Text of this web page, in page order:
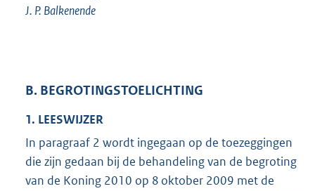
J. P. Balkenende
B. BEGROTINGSTOELICHTING
1. LEESWIJZER
In paragraaf 2 wordt ingegaan op de toezeggingen
die zijn gedaan bij de behandeling van de begroting
van de Koning 2010 op 8 oktober 2009 met de